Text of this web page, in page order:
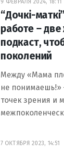
9 ФЕВРАЛЯ 2024, 18:11
“Дочкі-
работе –
подкаст,
поколений
Между «Мама
не понимаешь!»
точек зрения и
7 ОКТЯБРЯ 2023, 14:51